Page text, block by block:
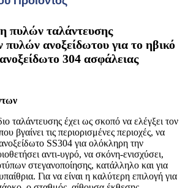
πυλών ταλάντευσης
πυλών ανοξείδωτου για το ηβικό
304 ασφάλειας
ταλάντευσης έχει ως σκοπό να ελέγξει τον
βγαίνει τις περιορισμένες περιοχές, να
SS304 για ολόκληρη την
αντι-υγρό, να σκόνη-ενισχύσει,
στεγανοποίησης, κατάλληλο και για
Για να είναι η καλύτερη επιλογή για